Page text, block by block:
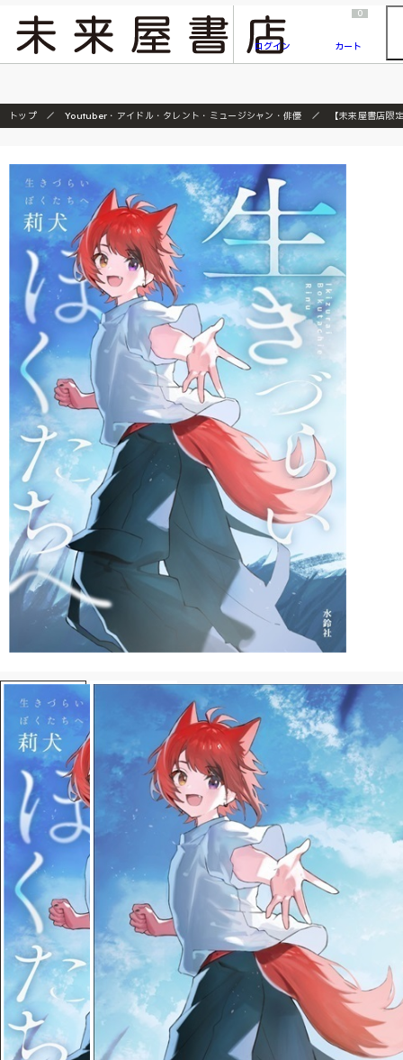
『ONE PIECE magazine 021 ONE PIECEカード付き同梱版』発売延期のご案内
ログイン
0
カート
トップ Youtuber・アイドル・タレント・ミュージシャン・俳優 【未来屋書店